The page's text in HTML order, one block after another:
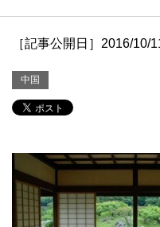
［記事公開日］2016/10/
中国